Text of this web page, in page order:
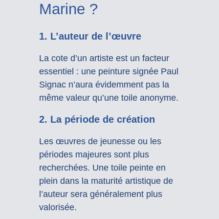
Marine ?
1. L’auteur de l’œuvre
La cote d’un artiste est un facteur
essentiel : une peinture signée Paul
Signac n’aura évidemment pas la
même valeur qu’une toile anonyme.
2. La période de création
Les œuvres de jeunesse ou les
périodes majeures sont plus
recherchées. Une toile peinte en
plein dans la maturité artistique de
l’auteur sera généralement plus
valorisée.